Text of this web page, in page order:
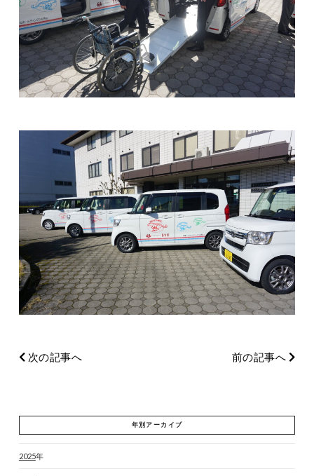
次の記事へ 前の記事へ
年別アーカイブ
2025年